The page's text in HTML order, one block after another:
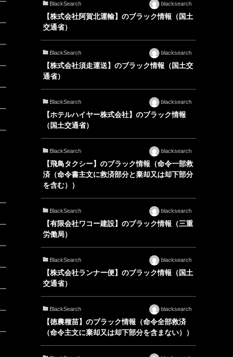
BlackSearch blacksearch
【株式会社阿賀北運輸】のブラック情報（国土
交通省）
BlackSearch blacksearch
【株式会社須走運送】のブラック情報（国土交
通省）
BlackSearch blacksearch
【ホテルハイヤー株式会社】のブラック情報
（国土交通省）
BlackSearch blacksearch
【飛鳥タクシー】のブラック情報（命令一部救
済（命令書主文に救済部分と棄却又は却下部分
を含む））
BlackSearch blacksearch
【有限会社ワコー建設】のブラック情報（三重
労働局）
BlackSearch blacksearch
【株式会社ランナー便】のブラック情報（国土
交通省）
BlackSearch blacksearch
【徳農種苗】のブラック情報（命令全部救済
（命令主文に棄却又は却下部分を含まない））